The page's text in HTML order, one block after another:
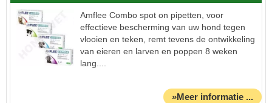
Amflee Combo spot on pipetten, voor
effectieve bescherming van uw hond tegen
vlooien en teken, remt tevens de ontwikkeling
van eieren en larven en poppen 8 weken
lang....
»Meer informatie ...